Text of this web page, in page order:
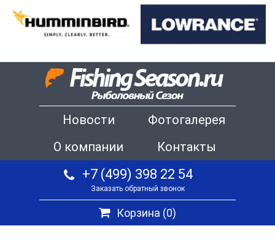
Новости
Фотогалерея
О компании
Контакты
+7 (499) 398 22 54
Заказать обратный звонок
Корзина (0)